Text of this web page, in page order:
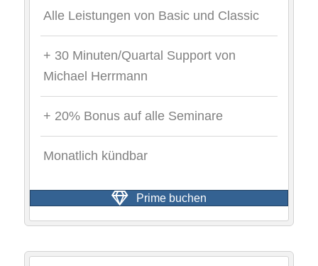
Alle Leistungen von Basic und Classic
+ 30 Minuten/Quartal Support von
Michael Herrmann
+ 20% Bonus auf alle Seminare
Monatlich kündbar
Prime buchen